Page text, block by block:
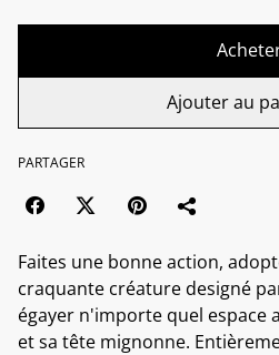
Ajouter au
PARTAGER
Faites une bonne action,
craquante créature designé
égayer n'importe quel espace
et sa tête mignonne.